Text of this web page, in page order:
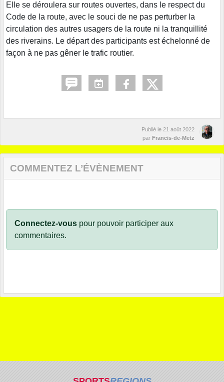
Elle se déroulera sur routes ouvertes, dans le respect du
Code de la route, avec le souci de ne pas perturber la
circulation des autres usagers de la route ni la tranquillité
des riverains. Le départ des participants est échelonné de
façon à ne pas gêner le trafic routier.
Publié le 21 août 2022
par Francis-de-Metz
COMMENTEZ L’ÉVÈNEMENT
Connectez-vous pour pouvoir participer aux
commentaires.